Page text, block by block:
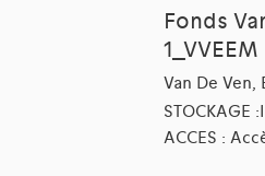
Fonds
1_VVEEM
Van De Ven,
STOCKAGE
ACCES :